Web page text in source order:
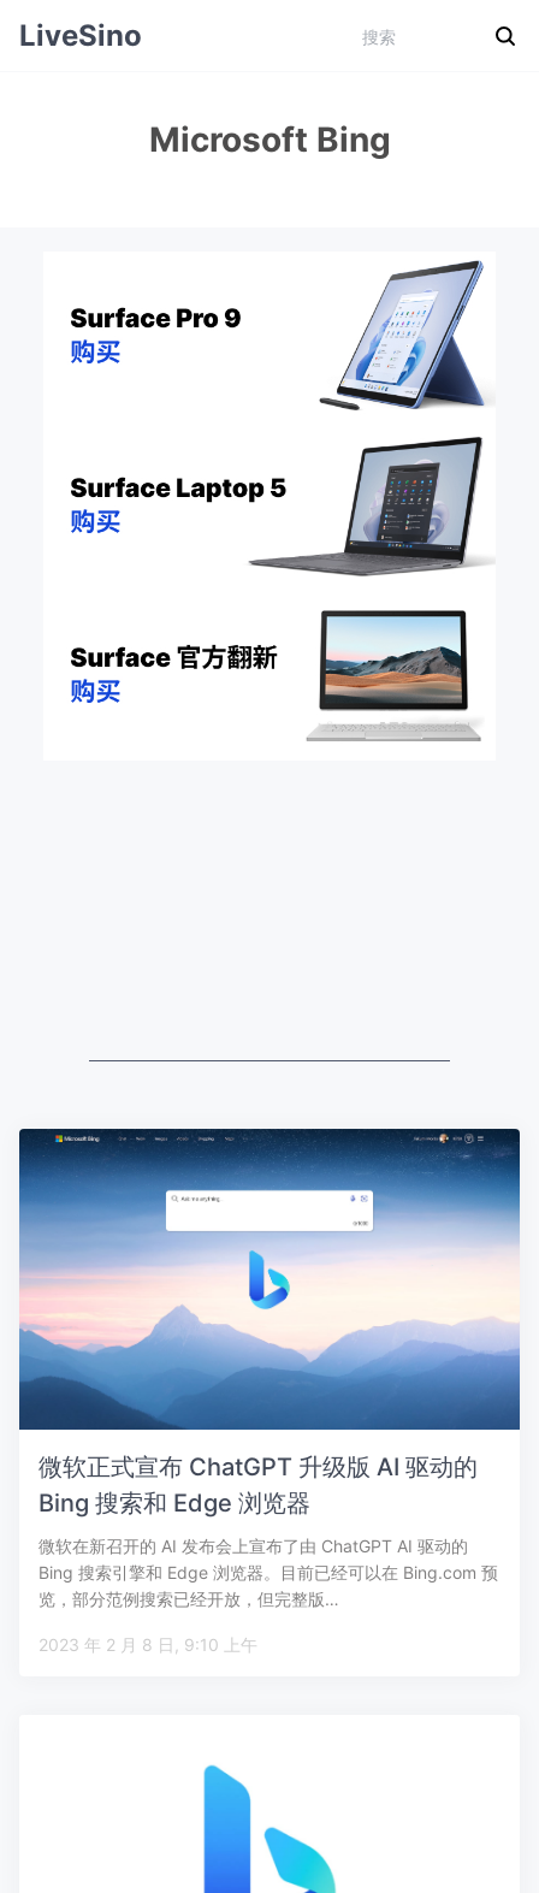
LiveSino
Microsoft Bing
微软正式宣布 ChatGPT 升级版 AI 驱动的
Bing 搜索和 Edge 浏览器
微软在新召开的 AI 发布会上宣布了由 ChatGPT AI 驱动的
Bing 搜索引擎和 Edge 浏览器。目前已经可以在 Bing.com 预
览，部分范例搜索已经开放，但完整版…
2023 年 2 月 8 日, 9:10 上午